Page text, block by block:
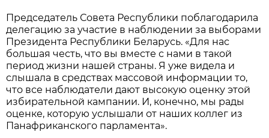
Председатель Совета Республики поблагодарила
делегацию за участие в наблюдении за выборами
Президента Республики Беларусь. «Для нас
большая честь, что вы вместе с нами в такой
период жизни нашей страны. Я уже видела и
слышала в средствах массовой информации то,
что все наблюдатели дают высокую оценку этой
избирательной кампании. И, конечно, мы рады
оценке, которую услышали от наших коллег из
Панафриканского парламента».